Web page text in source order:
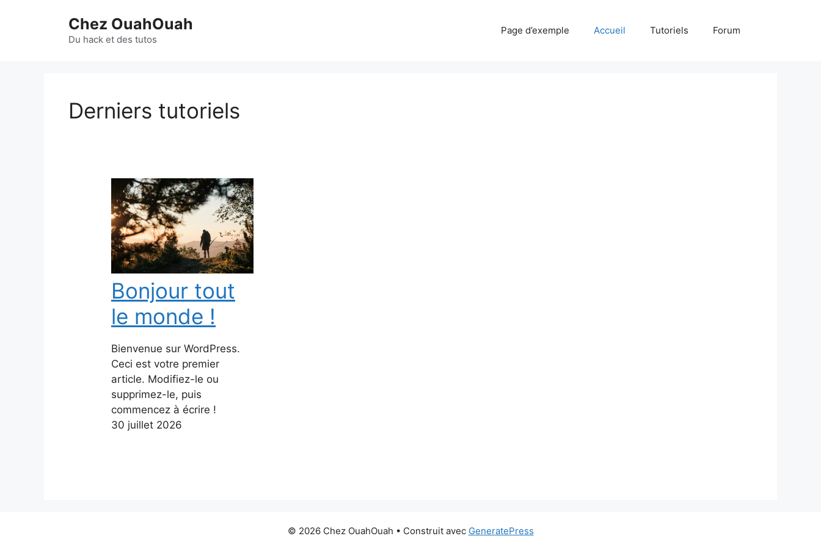
Chez OuahOuah
Du hack et des tutos
Page d’exemple Accueil Tutoriels Forum
Derniers tutoriels
Bonjour tout
le monde !
Bienvenue sur WordPress.
Ceci est votre premier
article. Modifiez-le ou
supprimez-le, puis
commencez à écrire !
30 juillet 2026
© 2026 Chez OuahOuah • Construit avec GeneratePress